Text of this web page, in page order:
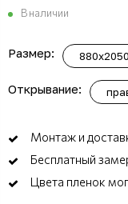
В наличии
Размер: 880x2050
Открывание:
Монтаж и
Бесплатный
Цвета пленок